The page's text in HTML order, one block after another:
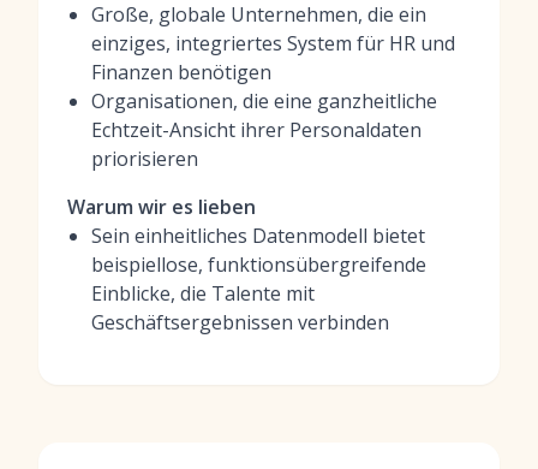
Große, globale Unternehmen, die ein
einziges, integriertes System für HR und
Finanzen benötigen
Organisationen, die eine ganzheitliche
Echtzeit-Ansicht ihrer Personaldaten
priorisieren
Warum wir es lieben
Sein einheitliches Datenmodell bietet
beispiellose, funktionsübergreifende
Einblicke, die Talente mit
Geschäftsergebnissen verbinden